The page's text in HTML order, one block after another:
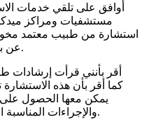
أوافق على تلقي خدمات
مستشفيات ومراكز
استشارة من طبيب معتمد
عن بعد وهي مكالمة محادثة فيديو تفاعلية.
أقر بأنني قرأت إرشادات
كما أقر بأن هذه
يمكن معها الحصول
والإجراءات المناسبة التي يجب تطبيقها في حالات الطوارئ.